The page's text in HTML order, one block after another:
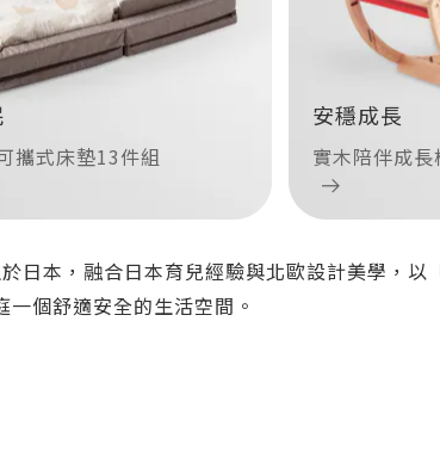
攜式床墊13件組
安穩成長
實木陪伴成長
日本，融合日本育兒經驗與北歐設計美學，以
個舒適安全的生活空間。